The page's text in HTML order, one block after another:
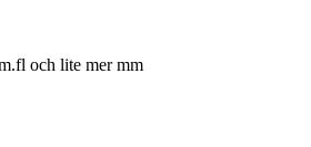
och lite mer mm